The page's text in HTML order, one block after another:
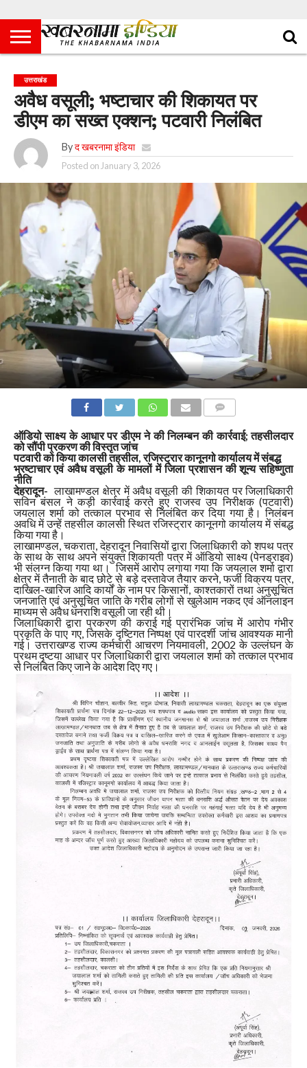
उत्तराखंड
अवैध वसूली; भष्टाचार की शिकायत पर
डीएम का सख्त एक्शन; पटवारी निलंबित
By द खबरनामा इंडिया
Posted on January 3, 2026
ऑडियो साक्ष्य के आधार पर डीएम ने की निलम्बन की कार्रवाई; तहसीलदार
को सौंपी प्रकरण की विस्तृत जांच
पटवारी को किया कालसी तहसील, रजिस्ट्रार कानूनगो कार्यालय में संबद्ध
भ्रष्टाचार एवं अवैध वसूली के मामलों में जिला प्रशासन की शून्य सहिष्णुता
नीति
देहरादून- लाखामण्डल क्षेत्र में अवैध वसूली की शिकायत पर जिलाधिकारी
सविन बंसल ने कड़ी कार्रवाई करते हुए राजस्व उप निरीक्षक (पटवारी)
जयलाल शर्मा को तत्काल प्रभाव से निलंबित कर दिया गया है। निलंबन
अवधि में उन्हें तहसील कालसी स्थित रजिस्ट्रार कानूनगो कार्यालय में संबद्ध
किया गया है।
लाखामण्डल, चकराता, देहरादून निवासियों द्वारा जिलाधिकारी को शपथ पत्र
के साथ के साथ अपने संयुक्त शिकायती पत्र में ऑडियो साक्ष्य (पेनड्राइव)
भी संलग्न किया गया था। जिसमें आरोप लगाया गया कि जयलाल शर्मा द्वारा
क्षेत्र में तैनाती के बाद छोटे से बड़े दस्तावेज तैयार करने, फर्जी विक्रय पत्र,
दाखिल-खारिज आदि कार्यों के नाम पर किसानों, काश्तकारों तथा अनुसूचित
जनजाति एवं अनुसूचित जाति के गरीब लोगों से खुलेआम नकद एवं ऑनलाइन
माध्यम से अवैध धनराशि वसूली जा रही थी।
जिलाधिकारी द्वारा प्रकरण की कराई गई प्रारंभिक जांच में आरोप गंभीर
प्रकृति के पाए गए, जिसके दृष्टिगत निष्पक्ष एवं पारदर्शी जांच आवश्यक मानी
गई। उत्तराखण्ड राज्य कर्मचारी आचरण नियमावली, 2002 के उल्लंघन के
प्रथम दृष्टया आधार पर जिलाधिकारी द्वारा जयलाल शर्मा को तत्काल प्रभाव
से निलंबित किए जाने के आदेश दिए गए।